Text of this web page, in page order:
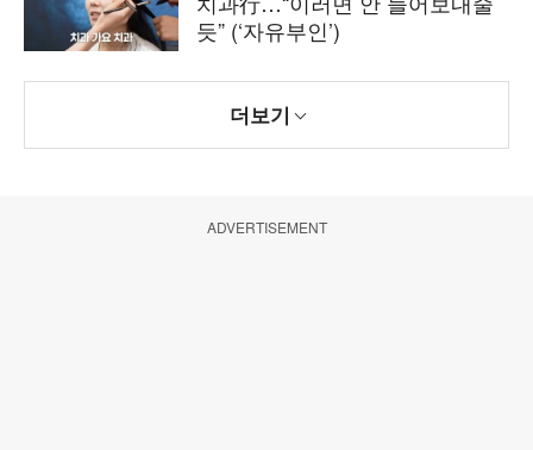
듯” (‘자유부인’)
더보기
ADVERTISEMENT